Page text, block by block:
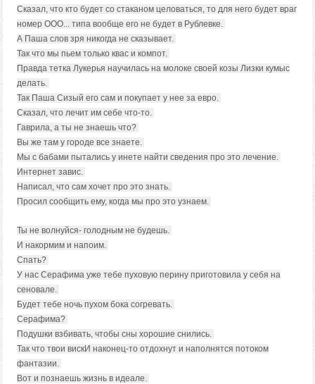
Сказал, что кто будет со стаканом целоваться, то для него будет враг
номер ООО... типа вообще его не будет в Рублевке.
А Паша слов зря никогда не сказывает.
Так что мы пьем только квас и компот.
Правда тетка Лукерья научилась на молоке своей козы Лизки кумыс
делать.
Так Паша Сизый его сам и покупает у нее за евро.
Сказал, что лечит им себе что-то.
Гаврила, а ты не знаешь что?
Вы же там у городе все знаете.
Мы с бабами пытались у инете найти сведения про это лечение.
Интернет завис.
Написал, что сам хочет про это знать.
Просил сообщить ему, когда мы про это узнаем.
Ты не волнуйся- голодным не будешь.
И накормим и напоим.
Спать?
У нас Серафима уже тебе пуховую перину приготовила у себя на
сеновале.
Будет тебе ночь пухом бока согревать.
Серафима?
Подушки взбивать, чтобы сны хорошие снились.
Так что твои вискИ наконец-то отдохнут и наполнятся потоком
фантазии.
Вот и познаешь жизнь в идеале.